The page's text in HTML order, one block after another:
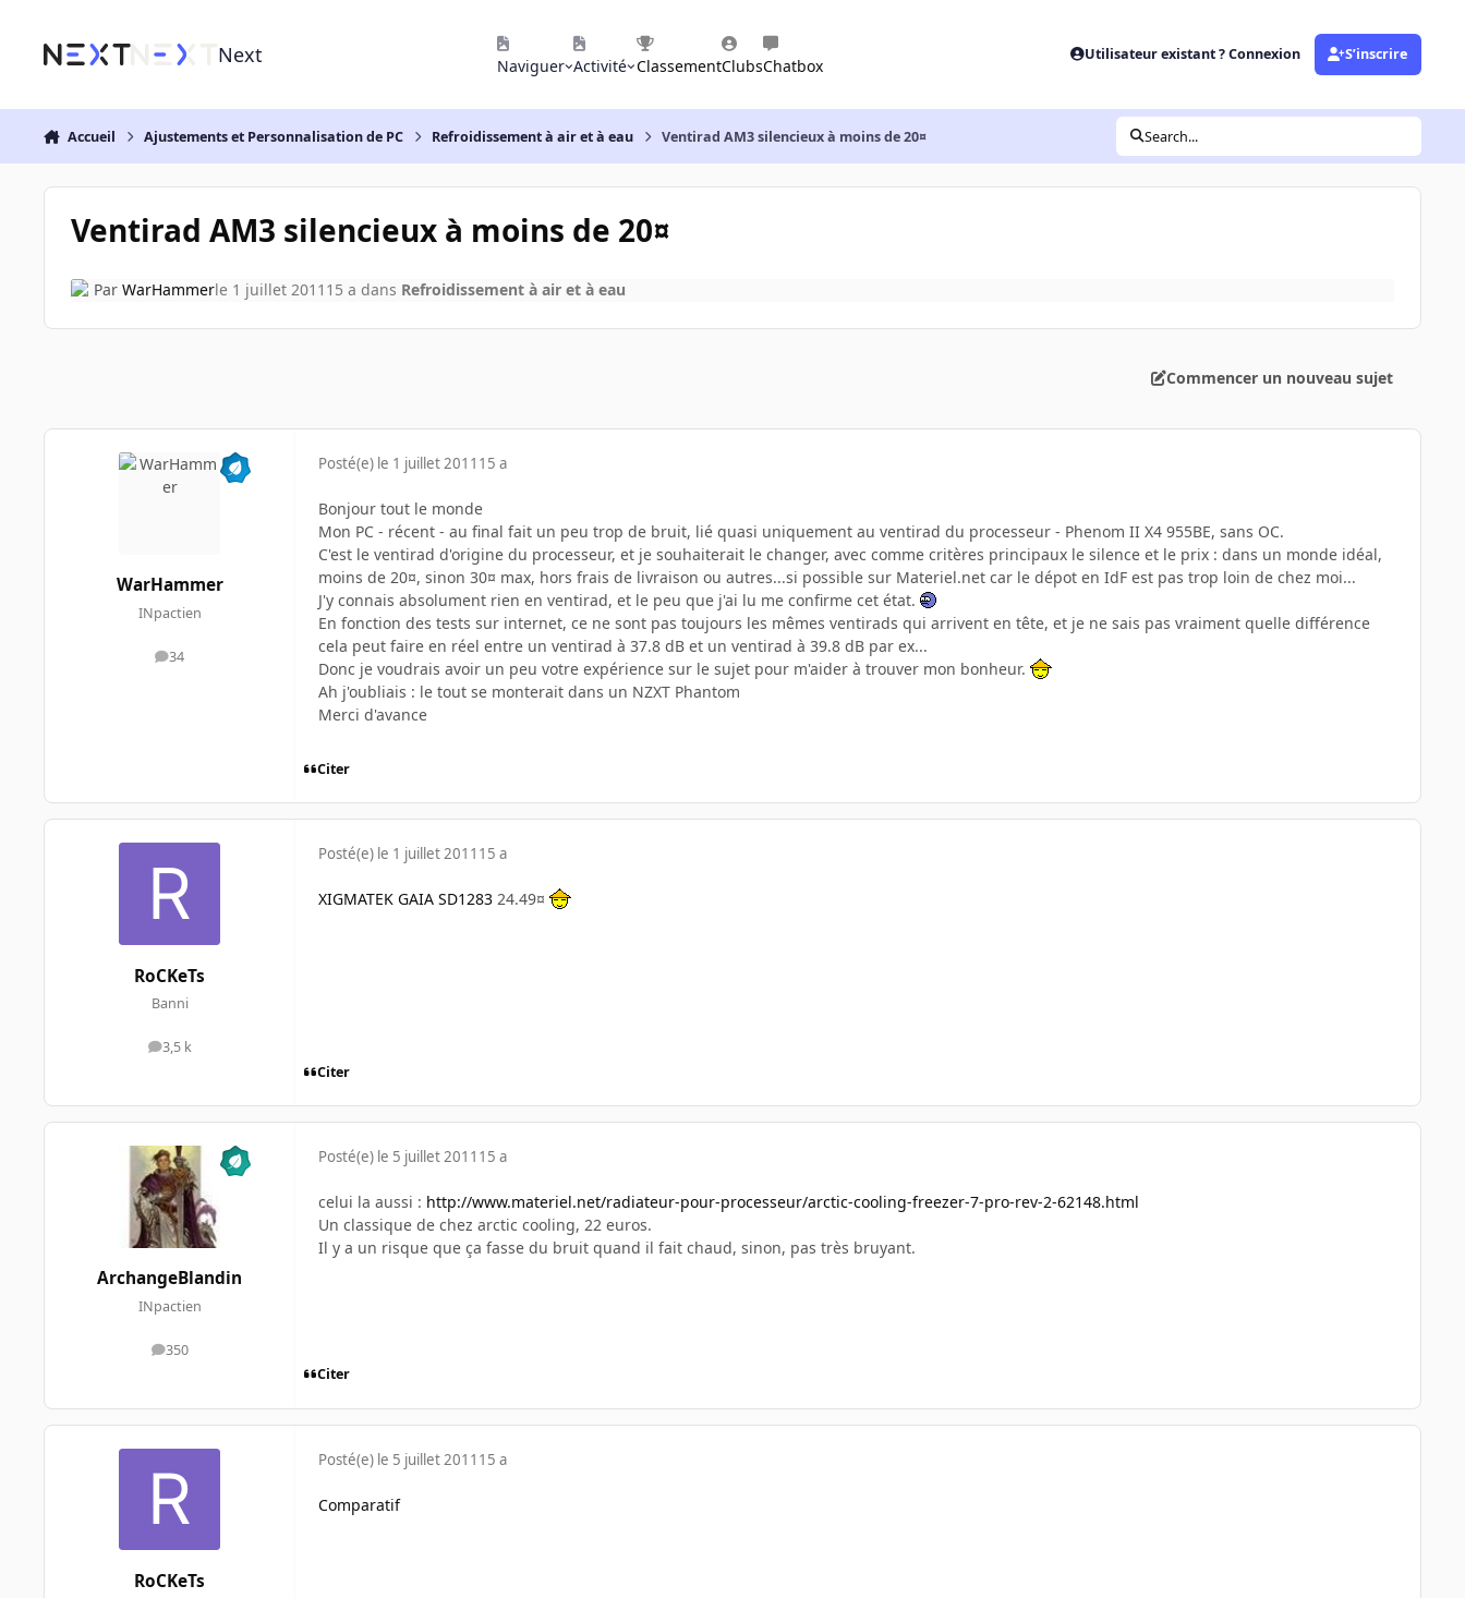
Next Naviguer Activité ClassementClubsChatbox
Utilisateur existant ? Connexion S’inscrire
Accueil Ajustements et Personnalisation de PC Refroidissement à air et à eau Ventirad AM3 silencieux à moins de 20¤ Search...
Ventirad AM3 silencieux à moins de 20¤
Par WarHammerle 1 juillet 2011 15 a dans Refroidissement à air et à eau
Commencer un nouveau sujet
WarHammer
INpactien
34
messages
Posté(e) le 1 juillet 2011 15 a
Bonjour tout le monde
Mon PC - récent - au final fait un peu trop de bruit, lié quasi uniquement au ventirad du processeur - Phenom II X4 955BE, sans OC.
C'est le ventirad d'origine du processeur, et je souhaiterait le changer, avec comme critères principaux le silence et le prix : dans un monde idéal,
moins de 20¤, sinon 30¤ max, hors frais de livraison ou autres...si possible sur Materiel.net car le dépot en IdF est pas trop loin de chez moi...
J'y connais absolument rien en ventirad, et le peu que j'ai lu me confirme cet état.
En fonction des tests sur internet, ce ne sont pas toujours les mêmes ventirads qui arrivent en tête, et je ne sais pas vraiment quelle différence
cela peut faire en réel entre un ventirad à 37.8 dB et un ventirad à 39.8 dB par ex...
Donc je voudrais avoir un peu votre expérience sur le sujet pour m'aider à trouver mon bonheur.
Ah j'oubliais : le tout se monterait dans un NZXT Phantom
Merci d'avance
Citer
RoCKeTs
Banni
3,5 k
messages
Posté(e) le 1 juillet 2011 15 a
XIGMATEK GAIA SD1283 24.49¤
Citer
ArchangeBlandin
INpactien
350
messages
Posté(e) le 5 juillet 2011 15 a
celui la aussi : http://www.materiel.net/radiateur-pour-processeur/arctic-cooling-freezer-7-pro-rev-2-62148.html
Un classique de chez arctic cooling, 22 euros.
Il y a un risque que ça fasse du bruit quand il fait chaud, sinon, pas très bruyant.
Citer
RoCKeTs
Posté(e) le 5 juillet 2011 15 a
Comparatif